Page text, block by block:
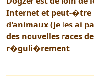
Internet et peut-�tre
d'animaux (je les ai
des nouvelles races
r�guli�rement